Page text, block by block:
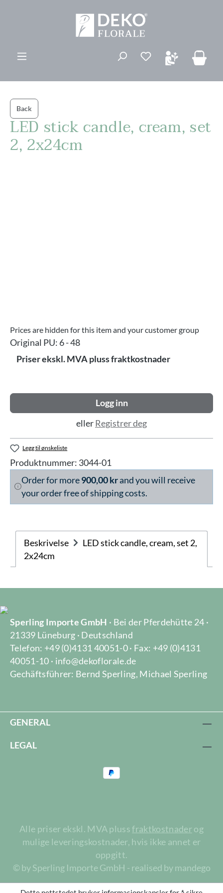
Du har 0
Back
LED stick candle, cream, set
2, 2x24cm
Prices are hidden for this item and your customer group
Original PU: 6 - 48
Priser ekskl. MVA pluss fraktkostnader
Logg inn
ellerRegistrer deg
Legg til ønskeliste
Produktnummer: 3044-01
Order for more900,00 krand you will receive
your order free of shipping costs.
Beskrivelse
LED stick candle, cream, set 2,
2x24cm
Sperling Importe GmbH · Bei der Pferdehütte 24 ·
21339 Lüneburg · Deutschland
Telefon: +49 (0)4131 40051-0 · Fax: +49 (0)4131
40051-10 · info@dekoflorale.de
Gechäftsführer: Bernd Sperling, Michael Sperling
GENERAL
LEGAL
Alle priser ekskl. MVA plussfraktkostnaderog
mulige leveringskostnader, hvis ikke annet er
oppgitt.
© by Sperling Importe GmbH - realised by mandego